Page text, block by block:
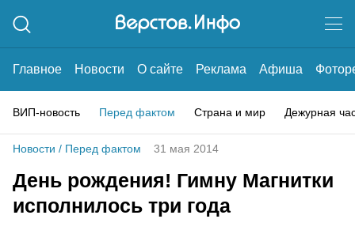
Главное Новости О сайте Реклама Афиша
ВИП-новость Перед фактом Страна и мир Дежурная
Новости / Перед фактом 31 мая 2014
День рождения! Гимну Магнитки
исполнилось три года